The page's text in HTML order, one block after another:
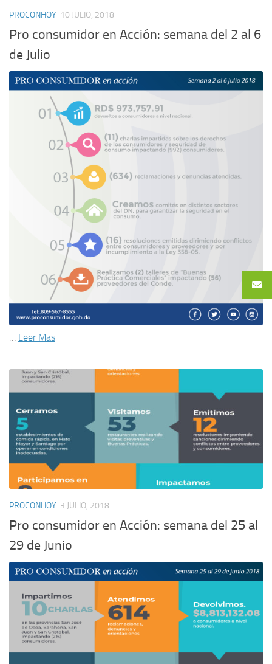
PROCONHOY 10 JULIO, 2018
Pro consumidor en Acción: semana del 2 al 6
de Julio
… Leer Mas
PROCONHOY 3 JULIO, 2018
Pro consumidor en Acción: semana del 25 al
29 de Junio